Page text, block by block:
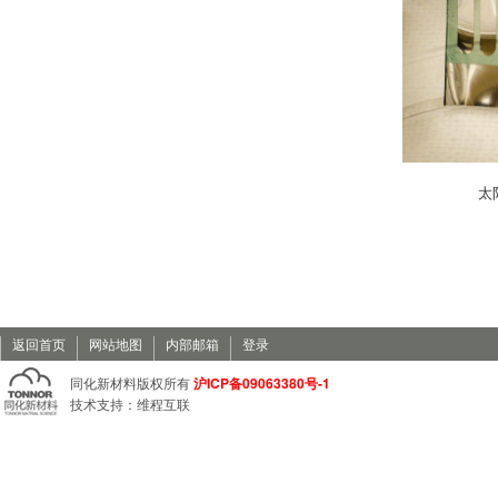
太
返回首页 网站地图 内部邮箱 登录
同化新材料版权所有 沪ICP备09063380号-1
技术支持： 维程互联